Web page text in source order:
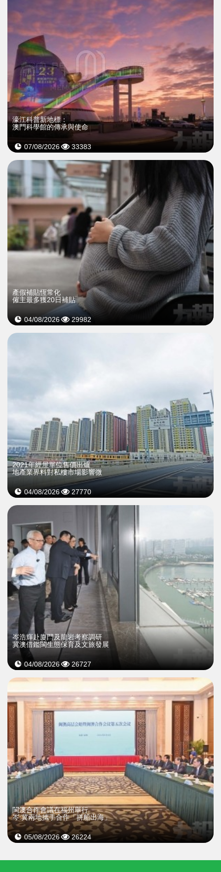
濠江科普新地標：
澳門科學館的傳承與使命
07/08/2026 33383
產假補貼恆常化
僱主最多獲20日補貼
04/08/2026 29982
2021年經屋單位售價出爐
地產業界料對私樓市場影響微
04/08/2026 27770
岑浩輝赴廈門及龍岩考察調研
冀澳借鑑閩生態保育及文旅發展
04/08/2026 26727
閩澳合作會議在福州舉行
岑:冀兩地攜手合作「拼船出海」
05/08/2026 26224